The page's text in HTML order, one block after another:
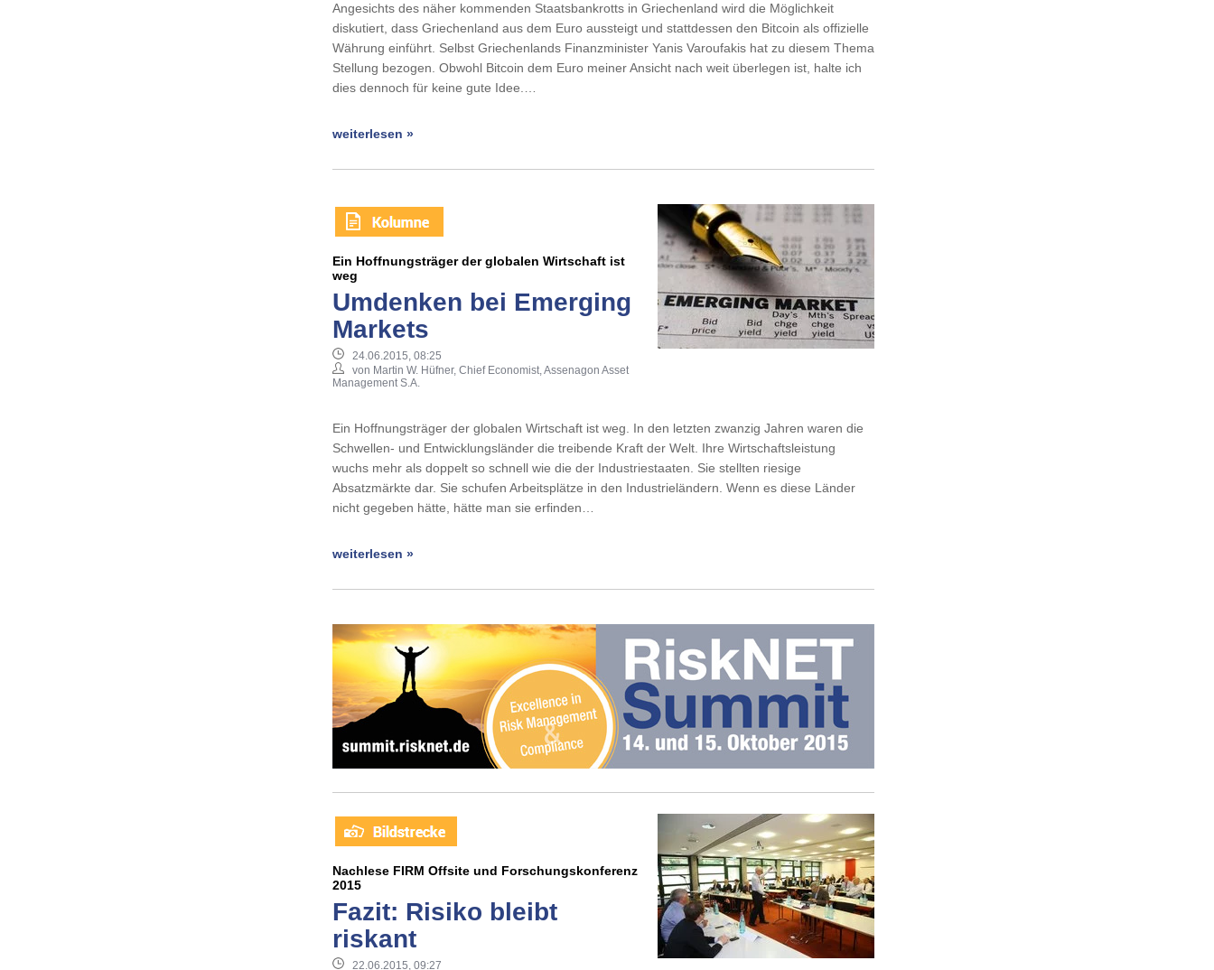
Angesichts des näher kommenden Staatsbankrotts in Griechenland wird die Möglichkeit
diskutiert, dass Griechenland aus dem Euro aussteigt und stattdessen den Bitcoin als offizielle
Währung einführt. Selbst Griechenlands Finanzminister Yanis Varoufakis hat zu diesem Thema
Stellung bezogen. Obwohl Bitcoin dem Euro meiner Ansicht nach weit überlegen ist, halte ich
dies dennoch für keine gute Idee.…
weiterlesen »
Ein Hoffnungsträger der globalen Wirtschaft ist
weg
Umdenken bei Emerging
Markets
24.06.2015, 08:25
von Martin W. Hüfner, Chief Economist, Assenagon Asset
Management S.A.
Ein Hoffnungsträger der globalen Wirtschaft ist weg. In den letzten zwanzig Jahren waren die
Schwellen- und Entwicklungsländer die treibende Kraft der Welt. Ihre Wirtschaftsleistung
wuchs mehr als doppelt so schnell wie die der Industriestaaten. Sie stellten riesige
Absatzmärkte dar. Sie schufen Arbeitsplätze in den Industrieländern. Wenn es diese Länder
nicht gegeben hätte, hätte man sie erfinden…
weiterlesen »
Nachlese FIRM Offsite und Forschungskonferenz
2015
Fazit: Risiko bleibt
riskant
22.06.2015, 09:27